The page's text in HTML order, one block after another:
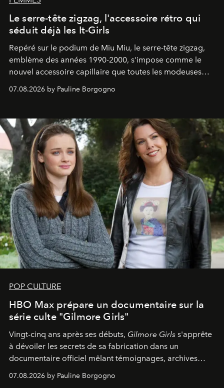
Le serre-tête zigzag, l'accessoire rétro qui
séduit déjà les It-Girls
Repéré sur le podium de Miu Miu, le serre-tête zigzag,
emblème des années 1990-2000, s'impose comme le
nouvel accessoire capillaire que toutes les modeuses
s'arrachent déjà.
07.08.2026 by Pauline Borgogno
POP CULTURE
HBO Max prépare un documentaire sur la
série culte "Gilmore Girls"
Vingt-cinq ans après ses débuts, Gilmore Girls s'apprête
à dévoiler les secrets de sa fabrication dans un
documentaire officiel mêlant témoignages, archives
inédites et plongée dans les coulisses d'un phénomène
générationnel.
07.08.2026 by Pauline Borgogno